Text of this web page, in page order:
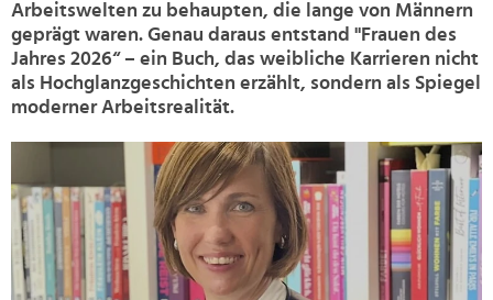
Arbeitswelten zu behaupten, die lange von Männern
geprägt waren. Genau daraus entstand "Frauen des
Jahres 2026“ – ein Buch, das weibliche Karrieren nicht
als Hochglanzgeschichten erzählt, sondern als Spiegel
moderner Arbeitsrealität.